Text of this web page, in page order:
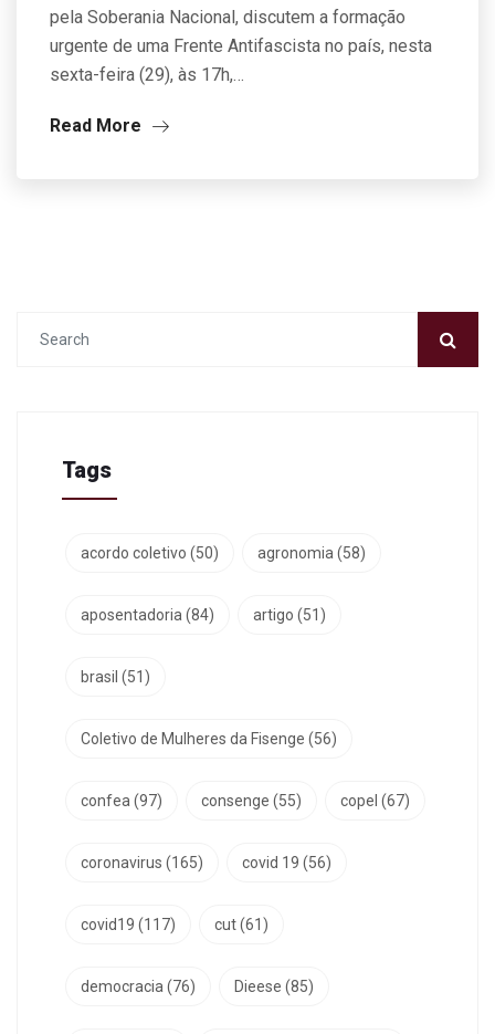
pela Soberania Nacional, discutem a formação
urgente de uma Frente Antifascista no país, nesta
sexta-feira (29), às 17h,…
Read More
Tags
acordo coletivo (50) agronomia (58)
aposentadoria (84) artigo (51)
brasil (51)
Coletivo de Mulheres da Fisenge (56)
confea (97) consenge (55) copel (67)
coronavirus (165) covid 19 (56)
covid19 (117) cut(61)
democracia (76) Dieese (85)